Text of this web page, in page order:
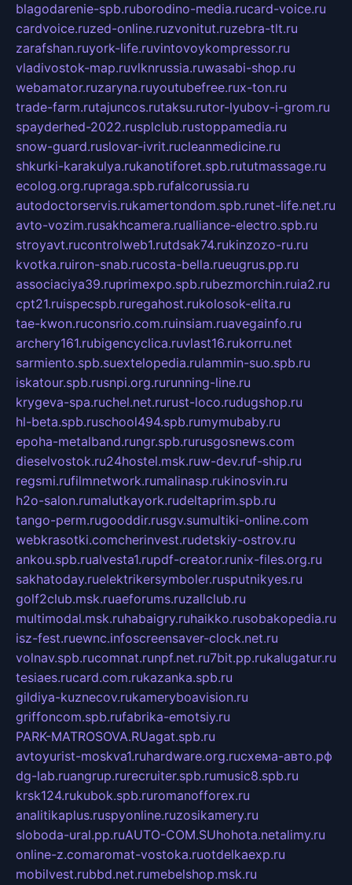
blagodarenie-spb.ruborodino-media.rucard-voice.ru
cardvoice.ruzed-online.ruzvonitut.ruzebra-tlt.ru
zarafshan.ruyork-life.ruvintovoykompressor.ru
vladivostok-map.ruvlknrussia.ruwasabi-shop.ru
webamator.ruzaryna.ruyoutubefree.rux-ton.ru
trade-farm.rutajuncos.rutaksu.rutor-lyubov-i-grom.ru
spayderhed-2022.rusplclub.rustoppamedia.ru
snow-guard.ruslovar-ivrit.rucleanmedicine.ru
shkurki-karakulya.rukanotiforet.spb.rututmassage.ru
ecolog.org.rupraga.spb.rufalcorussia.ru
autodoctorservis.rukamertondom.spb.runet-life.net.ru
avto-vozim.rusakhcamera.rualliance-electro.spb.ru
stroyavt.rucontrolweb1.rutdsak74.rukinzozo-ru.ru
kvotka.ruiron-snab.rucosta-bella.rueugrus.pp.ru
associaciya39.ruprimexpo.spb.rubezmorchin.ruia2.ru
cpt21.ruispecspb.ruregahost.rukolosok-elita.ru
tae-kwon.ruconsrio.com.ruinsiam.ruavegainfo.ru
archery161.rubigencyclica.ruvlast16.rukorru.net
sarmiento.spb.suextelopedia.rulammin-suo.spb.ru
iskatour.spb.rusnpi.org.rurunning-line.ru
krygeva-spa.ruchel.net.rurust-loco.rudugshop.ru
hl-beta.spb.ruschool494.spb.rumymubaby.ru
epoha-metalband.rungr.spb.rurusgosnews.com
dieselvostok.ru24hostel.msk.ruw-dev.ruf-ship.ru
regsmi.rufilmnetwork.rumalinasp.rukinosvin.ru
h2o-salon.rumalutkayork.rudeltaprim.spb.ru
tango-perm.rugooddir.rusgv.sumultiki-online.com
webkrasotki.comcherinvest.rudetskiy-ostrov.ru
ankou.spb.rualvesta1.rupdf-creator.runix-files.org.ru
sakhatoday.ruelektrikersymboler.rusputnikyes.ru
golf2club.msk.ruaeforums.ruzallclub.ru
multimodal.msk.ruhabaigry.ruhaikko.rusobakopedia.ru
isz-fest.ruewnc.infoscreensaver-clock.net.ru
volnav.spb.rucomnat.runpf.net.ru7bit.pp.rukalugatur.ru
tesiaes.rucard.com.rukazanka.spb.ru
gildiya-kuznecov.rukameryboavision.ru
griffoncom.spb.rufabrika-emotsiy.ru
PARK-MATROSOVA.RUagat.spb.ru
avtoyurist-moskva1.ruhardware.org.ruсхема-авто.рф
dg-lab.ruangrup.rurecruiter.spb.rumusic8.spb.ru
krsk124.rukubok.spb.ruromanofforex.ru
analitikaplus.ruspyonline.ruzosikamery.ru
sloboda-ural.pp.ruAUTO-COM.SUhohota.netalimy.ru
online-z.comaromat-vostoka.ruotdelkaexp.ru
mobilvest.rubbd.net.rumebelshop.msk.ru